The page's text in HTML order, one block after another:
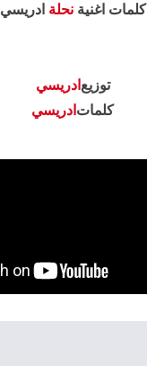
كلمات اغنيةنحلة ادريسي
توزيع ادريسي
كلمات ادريسي